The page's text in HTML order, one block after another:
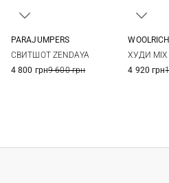
PARAJUMPERS
СВИТШОТ ZENDAYA
4 800 грн9 600 грн
XL
WOOLRICH
ХУДИ MIX
4 920 грн